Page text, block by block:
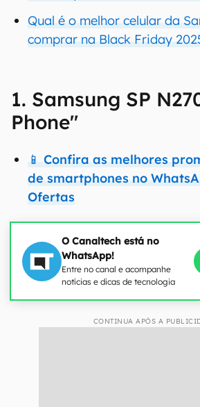
Qual é o melhor celular da
comprar na Black Friday
1. Samsung SP
Phone"
📱 Confira as melhores
de smartphones no
Ofertas
O Canaltech está no
WhatsApp!
Entre no canal e acompanhe
notícias e dicas de tecnologia
CONTINUA APÓS A